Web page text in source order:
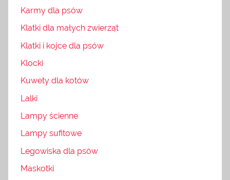
Karmy dla psów
Klatki dla małych zwierząt
Klatki i kojce dla psów
Klocki
Kuwety dla kotów
Lalki
Lampy ścienne
Lampy sufitowe
Legowiska dla psów
Maskotki